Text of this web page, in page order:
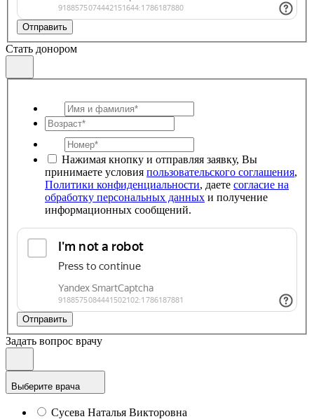
Отправить
Стать донором
Нажимая кнопку и отправляя заявку, Вы
принимаете условия пользовательского соглашения,
Политики конфиденциальности, даете согласие на
обработку персональных данных и получение
информационных сообщений.
Отправить
Задать вопрос врачу
Выберите врача
Сусева Наталья Викторовна